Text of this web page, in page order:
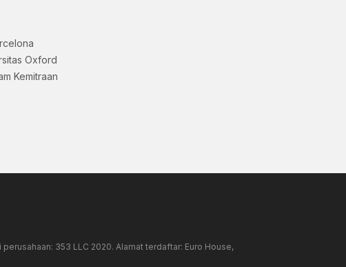
Oxford
Kemitraan
353 LLC 2020. Alamat terdaftar: Euro House,